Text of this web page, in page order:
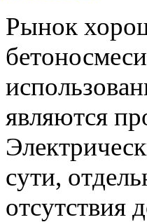
Рынок
являются
сути,
отсутствия